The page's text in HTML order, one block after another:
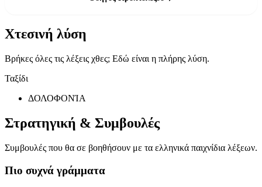
Χτεσινή λύση
Βρήκες όλες τις λέξεις χθες; Εδώ είναι η πλήρης λύση.
Ταξίδι
ΔΟΛΟΦΟΝΊΑ
Στρατηγική & Συμβουλές
Συμβουλές που θα σε βοηθήσουν με τα ελληνικά παιχνίδια λέξεων.
Πιο συχνά γράμματα